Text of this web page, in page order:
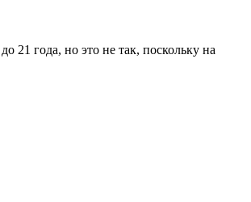
21 года, но это не так, поскольку на